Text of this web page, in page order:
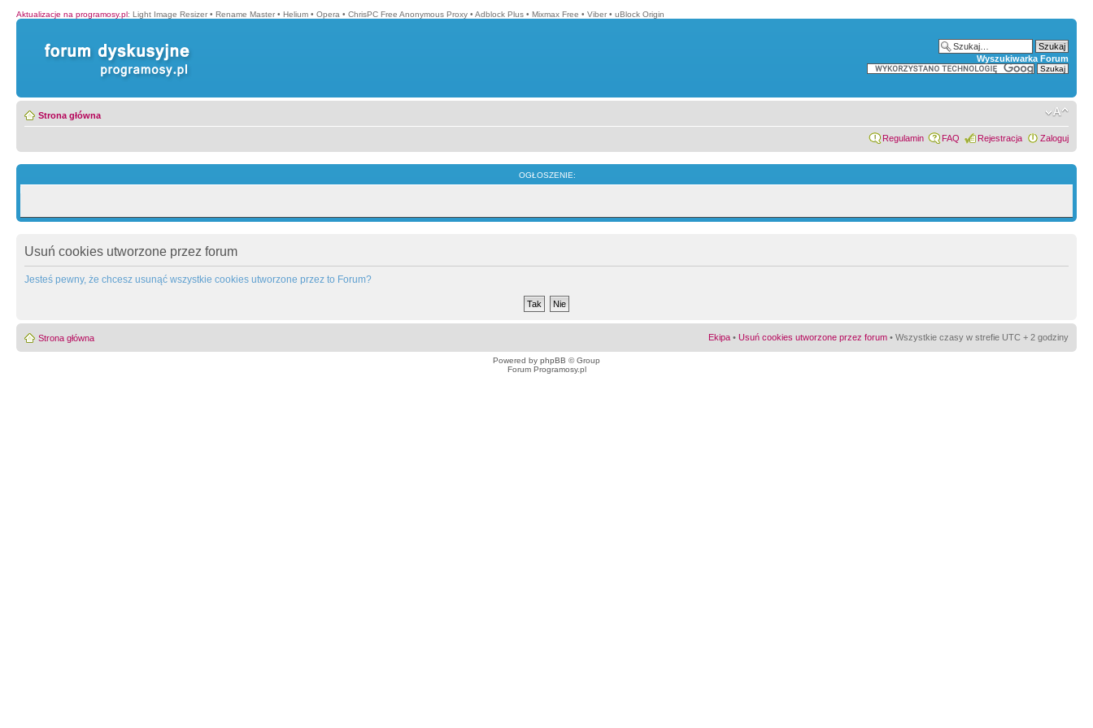
Aktualizacje na programosy.pl: Light Image Resizer • Rename Master • Helium • Opera • ChrisPC Free Anonymous Proxy • Adblock Plus • Mixmax Free • Viber • uBlock Origin
Wyszukiwarka Forum
Strona główna
Regulamin FAQ Rejestracja Zaloguj
OGŁOSZENIE:
Usuń cookies utworzone przez forum
Jesteś pewny, że chcesz usunąć wszystkie cookies utworzone przez to Forum?
Strona główna Ekipa • Usuń cookies utworzone przez forum • Wszystkie czasy w strefie UTC + 2 godziny
Powered by phpBB © Group
Forum Programosy.pl